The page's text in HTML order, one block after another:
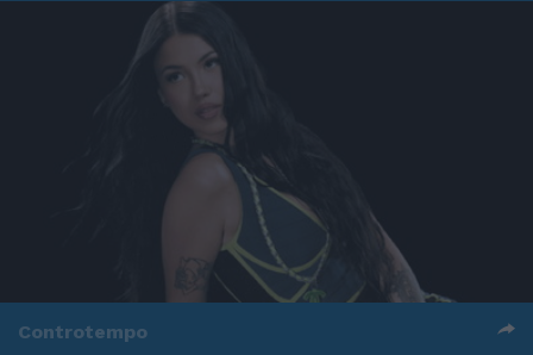
Controtempo